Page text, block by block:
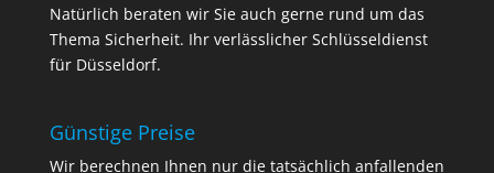
Natürlich beraten wir Sie auch gerne rund um das
Thema Sicherheit. Ihr verlässlicher Schlüsseldienst
für Düsseldorf.
Günstige Preise
Wir berechnen Ihnen nur die tatsächlich anfallenden